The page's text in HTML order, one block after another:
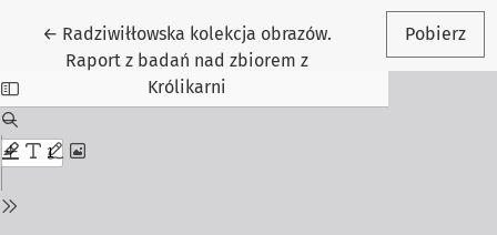
← Wróć do szczegółów artykułu
Radziwiłłowska kolekcja obrazów.
Raport z badań nad zbiorem z
Królikarni
Pobierz